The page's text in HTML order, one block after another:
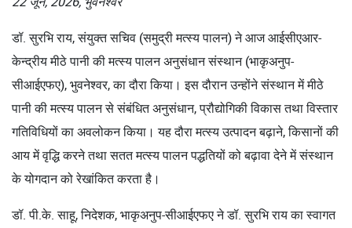
डॉ. सुरभि राय, संयुक्त सचिव (समुद्री मत्स्य पालन) ने आज आईसीएआर-
केन्द्रीय मीठे पानी की मत्स्य पालन अनुसंधान संस्थान (भाकृअनुप-
सीआईएफए), भुवनेश्वर, का दौरा किया। इस दौरान उन्होंने संस्थान में मीठे
पानी की मत्स्य पालन से संबंधित अनुसंधान, प्रौद्योगिकी विकास तथा विस्तार
गतिविधियों का अवलोकन किया। यह दौरा मत्स्य उत्पादन बढ़ाने, किसानों की
आय में वृद्धि करने तथा सतत मत्स्य पालन पद्धतियों को बढ़ावा देने में संस्थान
के योगदान को रेखांकित करता है।
डॉ. पी.के. साहू, निदेशक, भाकृअनुप-सीआईएफए ने डॉ. सुरभि राय का स्वागत